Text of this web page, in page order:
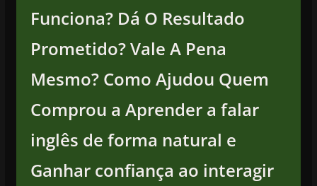
Funciona? Dá O Resultado
Prometido? Vale A Pena
Mesmo? Como Ajudou Quem
Comprou a Aprender a falar
inglês de forma natural e
Ganhar confiança ao interagir